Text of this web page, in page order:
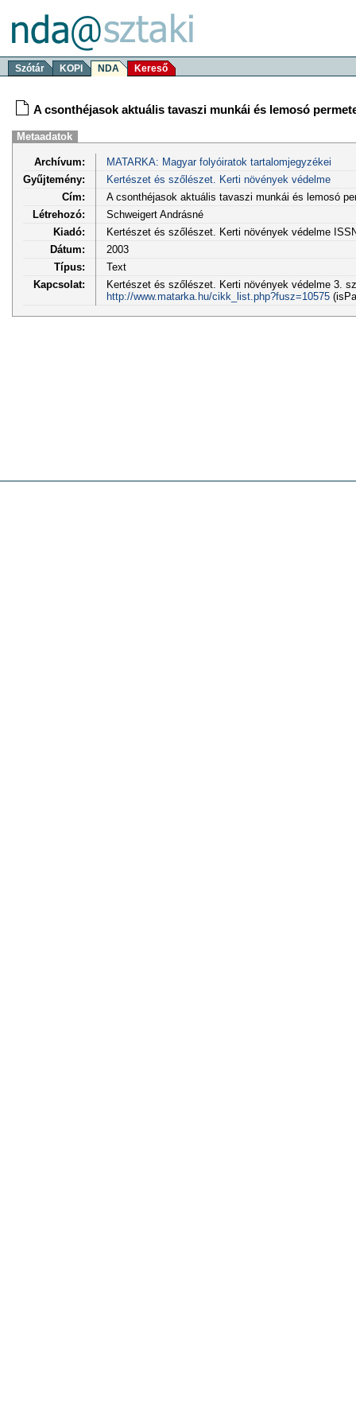
Szótár KOPI NDA Kereső
A csonthéjasok aktuális tavaszi munkái és lemosó
Metaadatok
Archívum:
MATARKA: Magyar folyóiratok tartalomjegyzékei
Gyűjtemény:
Kertészet és szőlészet. Kerti növények védelme
Cím:
A csonthéjasok aktuális tavaszi munkái és lemosó
Létrehozó:
Schweigert Andrásné
Kiadó:
Kertészet és szőlészet. Kerti növények védelme
Dátum:
2003
Típus:
Text
Kapcsolat:
Kertészet és szőlészet. Kerti növények védelme 3.
http://www.matarka.hu/cikk_list.php?fusz=10575